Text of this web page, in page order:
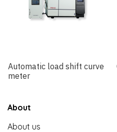
Automatic load shift curve
meter
About
About us